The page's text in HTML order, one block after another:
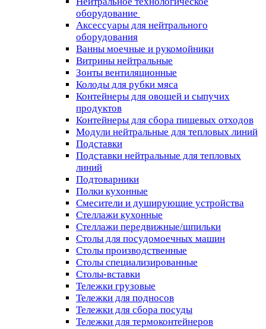
оборудование
Аксессуары для нейтрального
оборудования
Ванны моечные и рукомойники
Витрины нейтральные
Зонты вентиляционные
Колоды для рубки мяса
Контейнеры для овощей и сыпучих
продуктов
Контейнеры для сбора пищевых отходов
Модули нейтральные для тепловых линий
Подставки
Подставки нейтральные для тепловых
линий
Подтоварники
Полки кухонные
Смесители и душирующие устройства
Стеллажи кухонные
Стеллажи передвижные/шпильки
Столы для посудомоечных машин
Столы производственные
Столы специализированные
Столы-вставки
Тележки грузовые
Тележки для подносов
Тележки для сбора посуды
Тележки для термоконтейнеров